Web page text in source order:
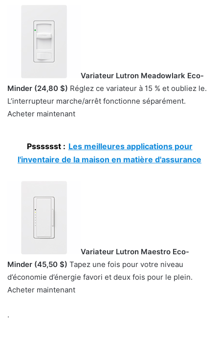
Variateur Lutron Meadowlark Eco-
Minder (24,80 $) Réglez ce variateur à 15 % et oubliez le.
L’interrupteur marche/arrêt fonctionne séparément.
Acheter maintenant
Psssssst : Les meilleures applications pour
l'inventaire de la maison en matière d'assurance
Variateur Lutron Maestro Eco-
Minder (45,50 $) Tapez une fois pour votre niveau
d’économie d’énergie favori et deux fois pour le plein.
Acheter maintenant
.